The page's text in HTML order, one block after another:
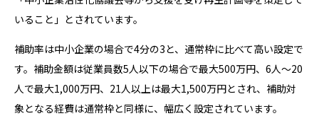
いること」とされています。
補助率は中小企業の場合で4分の3と、通常枠に比べて高い設定で
す。補助金額は従業員数5人以下の場合で最大500万円、6人～20
人で最大1,000万円、21人以上は最大1,500万円とされ、補助対
象となる経費は通常枠と同様に、幅広く設定されています。